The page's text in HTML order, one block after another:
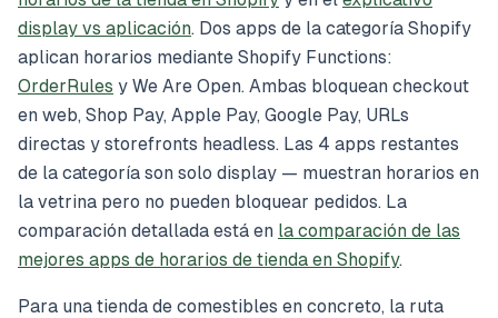
display vs aplicación. Dos apps de la categoría Shopify
aplican horarios mediante Shopify Functions:
OrderRules y We Are Open. Ambas bloquean checkout
en web, Shop Pay, Apple Pay, Google Pay, URLs
directas y storefronts headless. Las 4 apps restantes
de la categoría son solo display — muestran horarios en
la vetrina pero no pueden bloquear pedidos. La
comparación detallada está en la comparación de las
mejores apps de horarios de tienda en Shopify.
Para una tienda de comestibles en concreto, la ruta